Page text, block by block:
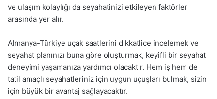
ve ulaşım kolaylığı da seyahatinizi etkileyen faktörler
arasında yer alır.
Almanya-Türkiye uçak saatlerini dikkatlice incelemek ve
seyahat planınızı buna göre oluşturmak, keyifli bir seyahat
deneyimi yaşamanıza yardımcı olacaktır. Hem iş hem de
tatil amaçlı seyahatleriniz için uygun uçuşları bulmak, sizin
için büyük bir avantaj sağlayacaktır.